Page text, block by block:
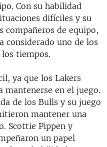
Con su habilidad
difíciles y su
compañeros de equipo,
considerado uno de los
tiempos.
ya que los Lakers
mantenerse en el juego.
de los Bulls y su juego
mantener una
Scottie Pippen y
un papel